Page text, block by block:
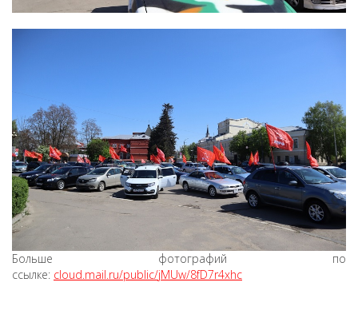
Больше фотографий по
ссылке: cloud.mail.ru/public/jMUw/8fD7r4xhc